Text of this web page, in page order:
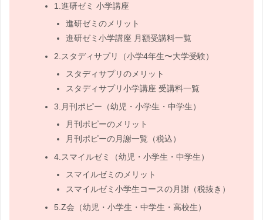
1.進研ゼミ 小学講座
進研ゼミのメリット
進研ゼミ小学講座 月額受講料一覧
2.スタディサプリ（小学4年生〜大学受験）
スタディサプリのメリット
スタディサプリ小学講座 受講料一覧
3.月刊ポピー（幼児・小学生・中学生）
月刊ポピーのメリット
月刊ポピーの月謝一覧（税込）
4.スマイルゼミ（幼児・小学生・中学生）
スマイルゼミのメリット
スマイルゼミ小学生コースの月謝（税抜き）
5.Z会（幼児・小学生・中学生・高校生）